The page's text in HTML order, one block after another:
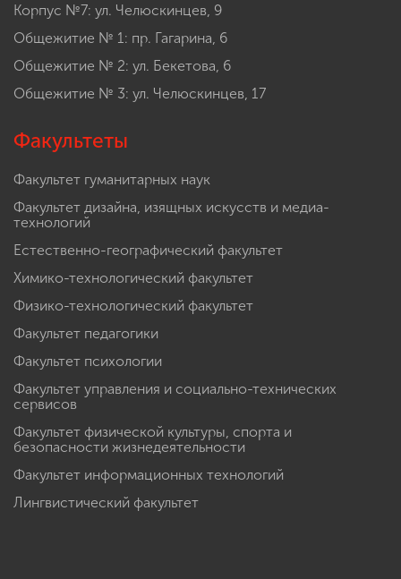
Корпус №7: ул. Челюскинцев, 9
Общежитие № 1: пр. Гагарина, 6
Общежитие № 2: ул. Бекетова, 6
Общежитие № 3: ул. Челюскинцев, 17
Факультеты
Факультет гуманитарных наук
Факультет дизайна, изящных искусств и медиа-
технологий
Естественно-географический факультет
Химико-технологический факультет
Физико-технологический факультет
Факультет педагогики
Факультет психологии
Факультет управления и социально-технических
сервисов
Факультет физической культуры, спорта и
безопасности жизнедеятельности
Факультет информационных технологий
Лингвистический факультет